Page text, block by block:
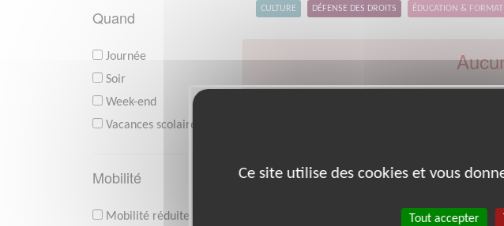
Quand
Journée
Soir
Week-end
Vacances scolaires
Mobilité
Mobilité réduite
CULTURE DÉFENSE DES DROITS ÉDUCATION &
Veuillez indiquer moins de
Ce site utilise des cookies et vous
Tout accepter